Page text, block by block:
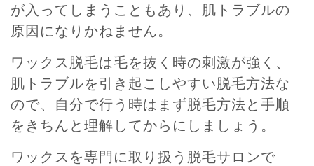
が入ってしまうこともあり、肌トラブルの
原因になりかねません。
ワックス脱毛は毛を抜く時の刺激が強く、
肌トラブルを引き起こしやすい脱毛方法な
ので、自分で行う時はまず脱毛方法と手順
をきちんと理解してからにしましょう。
ワックスを専門に取り扱う脱毛サロンで